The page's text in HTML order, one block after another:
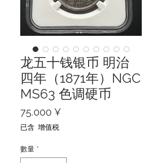
龙五十钱银币 明治
四年（1871年）NGC
MS63 色调硬币
75.000 ¥
已含 增值税
數量 *